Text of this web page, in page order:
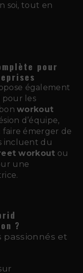
soi, tout en
pour
également
pour les
workout
d’équipe,
émerger de
incluent du
workout ou
une
?
passionnés et